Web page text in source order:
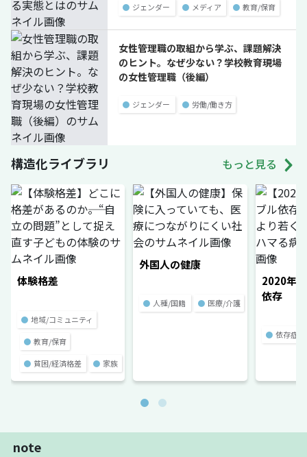
● ジェンダー ● メディア ● 教育/保育
女性管理職の取組から学ぶ、課題解決
のヒント。なぜ少ない？学校教育現場
の女性管理職（後編）
● ジェンダー ● 労働/働き方
構造化ライブラリ もっと見る
体験格差
● 地域/コミュニティ
● 教育/保育
● 貧困/経済格差 ● 家族
外国人の健康
● 人種/国籍 ● 医療/介護
2020年
依存
● 依存症
note